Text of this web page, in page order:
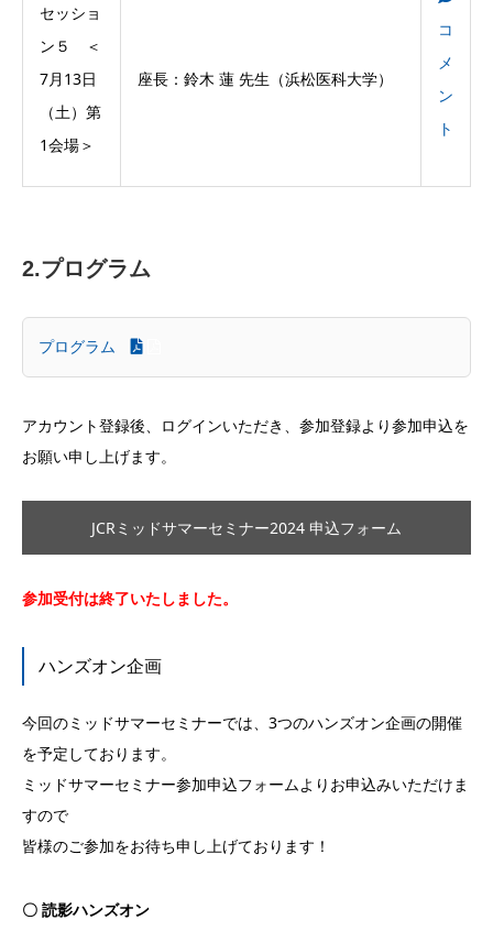
セッショ
ン５ ＜
7月13日
（土）第
1会場＞
座長：鈴木 蓮 先生（浜松医科大学）
コ
メ
ン
ト
2.プログラム
プログラム
アカウント登録後、ログインいただき、参加登録より参加申込を
お願い申し上げます。
JCRミッドサマーセミナー2024 申込フォーム
参加受付は終了いたしました。
ハンズオン企画
今回のミッドサマーセミナーでは、3つのハンズオン企画の開催
を予定しております。
ミッドサマーセミナー参加申込フォームよりお申込みいただけま
すので
皆様のご参加をお待ち申し上げております！
〇 読影ハンズオン